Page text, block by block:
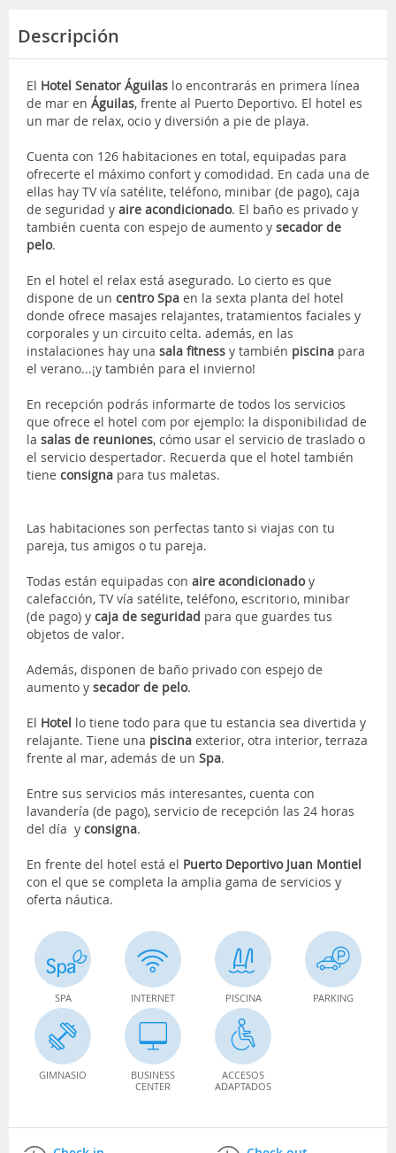
Descripción
El Hotel Senator Águilas lo encontrarás en primera línea
de mar en Águilas, frente al Puerto Deportivo. El hotel es
un mar de relax, ocio y diversión a pie de playa.
Cuenta con 126 habitaciones en total, equipadas para
ofrecerte el máximo confort y comodidad. En cada una de
ellas hay TV vía satélite, teléfono, minibar (de pago), caja
de seguridad y aire acondicionado. El baño es privado y
también cuenta con espejo de aumento y secador de
pelo.
En el hotel el relax está asegurado. Lo cierto es que
dispone de un centro Spa en la sexta planta del hotel
donde ofrece masajes relajantes, tratamientos faciales y
corporales y un circuito celta. además, en las
instalaciones hay una sala fitness y también piscina para
el verano...¡y también para el invierno!
En recepción podrás informarte de todos los servicios
que ofrece el hotel com por ejemplo: la disponibilidad de
la salas de reuniones, cómo usar el servicio de traslado o
el servicio despertador. Recuerda que el hotel también
tiene consigna para tus maletas.
Las habitaciones son perfectas tanto si viajas con tu
pareja, tus amigos o tu pareja.
Todas están equipadas con aire acondicionadoy
calefacción, TV vía satélite, teléfono, escritorio, minibar
(de pago) y caja de seguridad para que guardes tus
objetos de valor.
Además, disponen de baño privado con espejo de
aumento y secador de pelo.
El Hotel lo tiene todo para que tu estancia sea divertida y
relajante. Tiene una piscina exterior, otra interior, terraza
frente al mar, además de un Spa.
Entre sus servicios más interesantes, cuenta con
lavandería (de pago), servicio de recepción las 24 horas
del día y consigna.
En frente del hotel está el Puerto Deportivo Juan Montiel
con el que se completa la amplia gama de servicios y
oferta náutica.
SPA INTERNET PISCINA PARKING
GIMNASIO
BUSINESS
CENTER
ACCESOS
ADAPTADOS